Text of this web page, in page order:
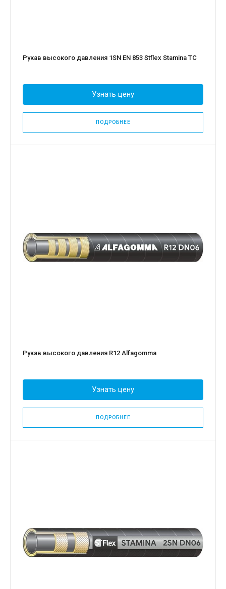
Рукав высокого давления 1SN EN 853 Stflex Stamina TC
Узнать цену
ПОДРОБНЕЕ
Рукав высокого давления R12 Alfagomma
Узнать цену
ПОДРОБНЕЕ